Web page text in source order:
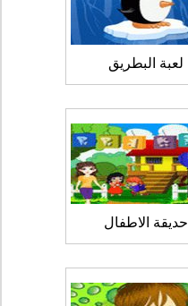
لعبة البطريق
حديقة الاطفال